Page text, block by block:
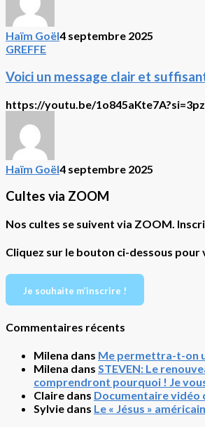
Israël
Crise
d’identité.
Goel:
!
Haïm Goël4 septembre 2025
Voici
message
et
suffisant
l’appui
de
mon
de
dernier…
à
tous!
Haim
Goel
GREFFE
Voici un message clair et
https://youtu.be/
Haïm Goël4 septembre 2025
Cultes via ZOOM
Nos cultes se suivent via ZOOM.
Cliquez sur le bouton ci-dessous
Je souhaite m’inscrire !
Commentaires récents
Milena dans Me permettra-t-on
Milena dans STEVEN: Le
comprendront pourquoi ! Je
Claire dans Documentaire vidéo
Sylvie dans Le « Jésus »